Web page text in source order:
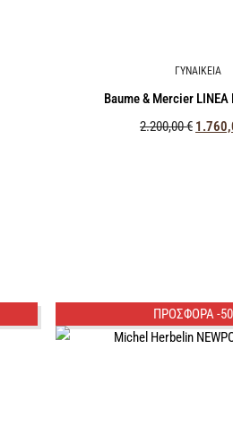
ΓΥΝΑΙΚΕΙΑ
Baume & Mercier
2.200,00€
ΠΡΟΣΦΟΡΑ -